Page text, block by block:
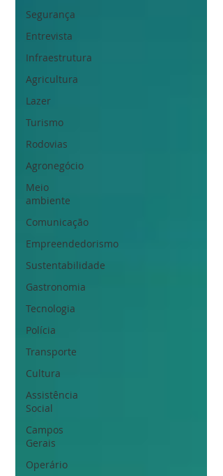
Segurança
Entrevista
Infraestrutura
Agricultura
Lazer
Turismo
Rodovias
Agronegócio
Meio
ambiente
Comunicação
Empreendedorismo
Sustentabilidade
Gastronomia
Tecnologia
Polícia
Transporte
Cultura
Assistência
Social
Campos
Gerais
Operário